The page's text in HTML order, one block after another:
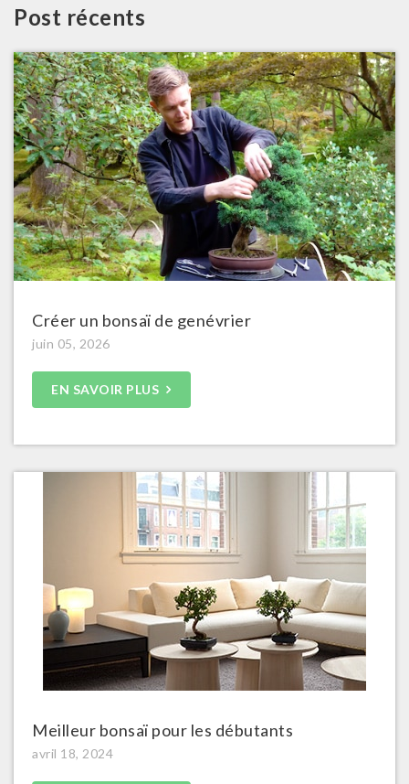
Post récents
Créer un bonsaï de genévrier
juin 05, 2026
EN SAVOIR PLUS
Meilleur bonsaï pour les débutants
avril 18, 2024